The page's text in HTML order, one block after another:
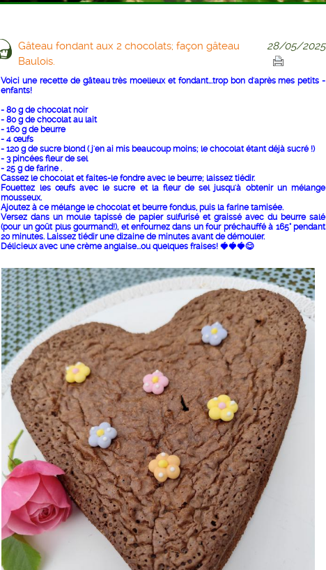
Gâteau fondant aux 2 chocolats; façon gâteau
Baulois.
28/05/2025
Voici une recette de gâteau très moelleux et fondant...trop bon d'après mes petits -
enfants!
- 80 g de chocolat noir
- 80 g de chocolat au lait
- 160 g de beurre
- 4 œufs
- 120 g de sucre blond ( j'en ai mis beaucoup moins; le chocolat étant déjà sucré !)
- 3 pincées fleur de sel
- 25 g de farine .
Cassez le chocolat et faites-le fondre avec le beurre; laissez tiédir.
Fouettez les œufs avec le sucre et la fleur de sel jusqu'à obtenir un mélange
mousseux.
Ajoutez à ce mélange le chocolat et beurre fondus, puis la farine tamisée.
Versez dans un moule tapissé de papier sulfurisé et graissé avec du beurre salé
(pour un goût plus gourmand!), et enfournez dans un four préchauffé à 165° pendant
20 minutes. Laissez tiédir une dizaine de minutes avant de démouler.
Délicieux avec une crème anglaise...ou quelques fraises! 🍓🍓🍓😋